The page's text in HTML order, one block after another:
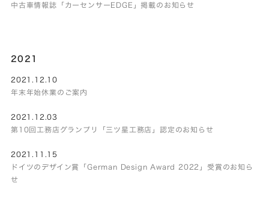
中古車情報誌「カーセンサーEDGE」掲載のお知らせ
2021
2021.12.10
年末年始休業のご案内
2021.12.03
第10回工務店グランプリ「三ツ星工務店」認定のお知らせ
2021.11.15
ドイツのデザイン賞「German Design Award 2022」受賞のお知ら
せ